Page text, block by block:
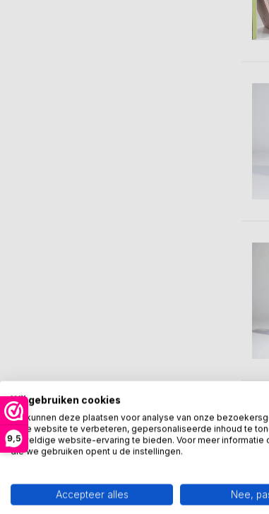
9,5
Wij gebruiken cookies
We kunnen deze plaatsen voor analyse van onze
onze website te verbeteren, gepersonaliseerde inhoud te
geweldige website-ervaring te bieden. Voor meer informatie
die we gebruiken opent u de instellingen.
Accepteer alles Nee,